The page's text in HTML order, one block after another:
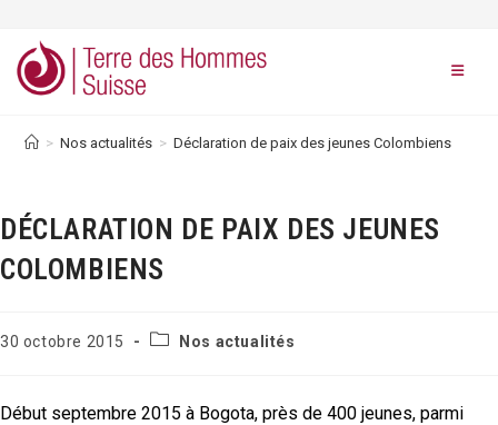
content
> Nos actualités > Déclaration de paix des jeunes Colombiens
DÉCLARATION DE PAIX DES JEUNES
COLOMBIENS
Publication
30 octobre 2015
PostNos actualités
Début septembre 2015 à Bogota, près de 400 jeunes, parmi